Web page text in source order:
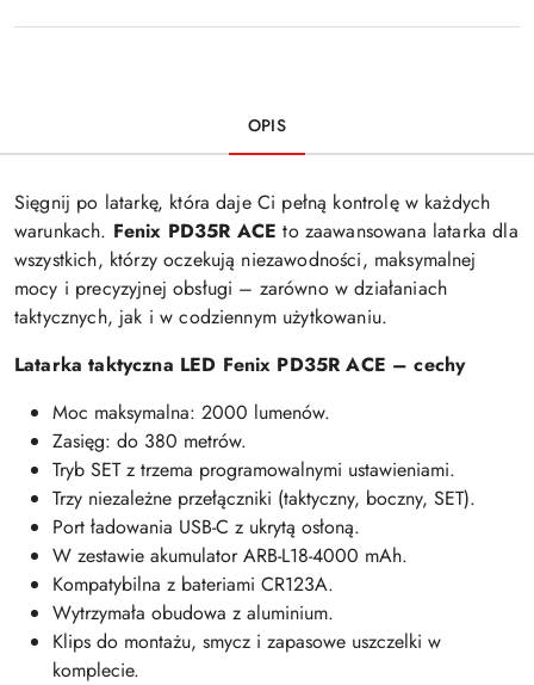
OPIS
Sięgnij po latarkę, która daje Ci pełną kontrolę w każdych
warunkach. Fenix PD35R ACE to zaawansowana latarka dla
wszystkich, którzy oczekują niezawodności, maksymalnej
mocy i precyzyjnej obsługi – zarówno w działaniach
taktycznych, jak i w codziennym użytkowaniu.
Latarka taktyczna LED Fenix PD35R ACE – cechy
Moc maksymalna: 2000 lumenów.
Zasięg: do 380 metrów.
Tryb SET z trzema programowalnymi ustawieniami.
Trzy niezależne przełączniki (taktyczny, boczny, SET).
Port ładowania USB-C z ukrytą osłoną.
W zestawie akumulator ARB-L18-4000 mAh.
Kompatybilna z bateriami CR123A.
Wytrzymała obudowa z aluminium.
Klips do montażu, smycz i zapasowe uszczelki w
komplecie.​